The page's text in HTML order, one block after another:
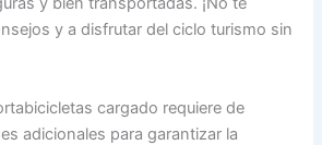
y a disfrutar del ciclo turismo sin
cargado requiere de
adicionales para garantizar la